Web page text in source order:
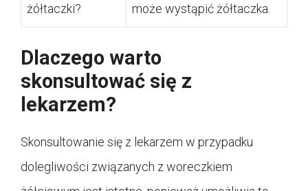
żółtaczki?
może wystąpić żółtaczka.
Dlaczego warto
skonsultować się z
lekarzem?
Skonsultowanie się z lekarzem w przypadku
dolegliwości związanych z woreczkiem